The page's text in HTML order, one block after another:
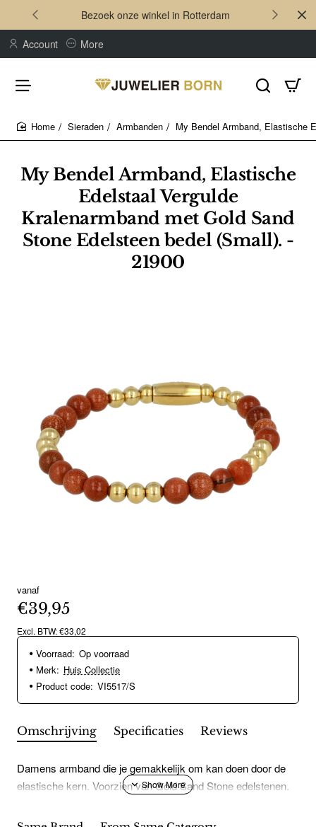
Bezoek onze winkel in Rotterdam
Account More
My Bendel Armband, Elastische
Edelstaal Vergulde
Kralenarmband met Gold Sand
Stone Edelsteen bedel (Small). -
21900
Sieraden Armbanden My Bendel Armband, Elastische
vanaf
€39,95
Excl. BTW: €33,02
Voorraad: Op voorraad
Merk: Huis Collectie
Product code: VI5517/S
Omschrijving Specificaties Reviews
Damens armband die je gemakkelijk om kan doen door de
elastische kern. Voorzien van Gold Sand Stone edelstenen.